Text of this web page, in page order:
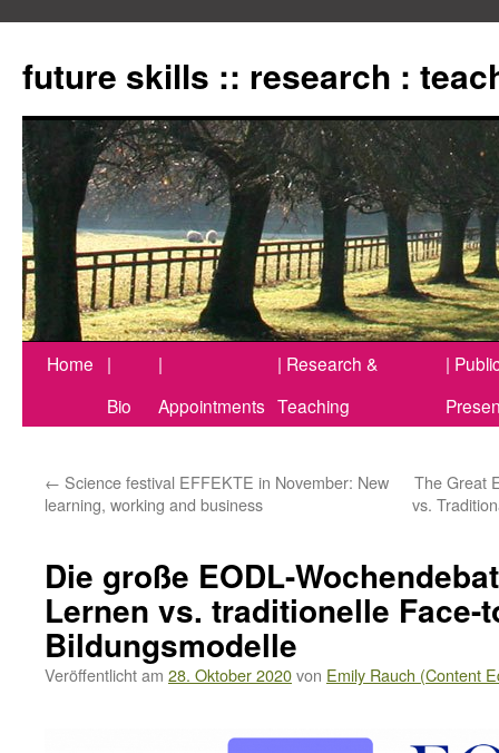
springen
future skills :: research :
Home
|
Bio
|
Appointments
| Research &
Teaching
|
← Science festival EFFEKTE in November: New
learning, working and business
The Great
vs.
Die große EODL-
Lernen vs. traditionelle Face-
Bildungsmodelle
Veröffentlicht am 28. Oktober 2020von Emily Rauch (Content